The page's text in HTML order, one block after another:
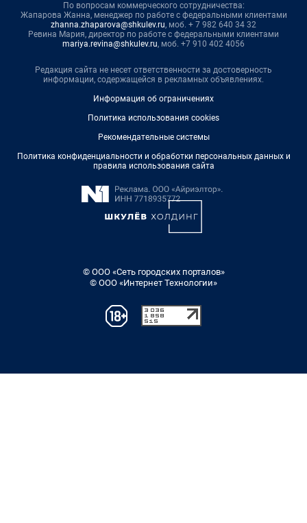
По вопросам коммерческого сотрудничества:
Жапарова Жанна, менеджер по работе с федеральными клиентами
zhanna.zhaparova@shkulev.ru, моб. + 7 982 640 34 32
Ревина Мария, директор по работе с федеральными клиентами
mariya.revina@shkulev.ru, моб. +7 910 402 4056
Редакция сайта не несет ответственности за достоверность
информации, содержащейся в рекламных объявлениях.
Информация об ограничениях
Политика использования cookies
Рекомендательные системы
Политика конфиденциальности и обработки персональных данных и
правила использования сайта
© ООО «Сеть городских порталов»
© ООО «Интернет Технологии»